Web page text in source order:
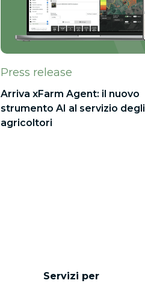
Press release
Arriva xFarm Agent: il nuovo
strumento AI al servizio degli
agricoltori
Servizi per